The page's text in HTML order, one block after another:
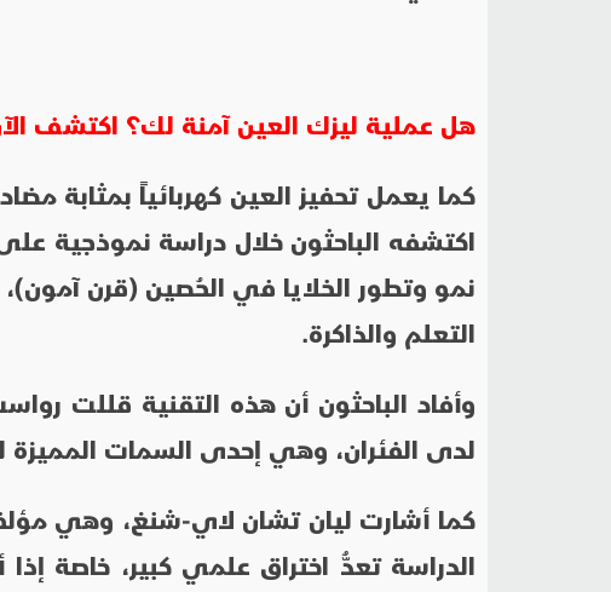
هل عملية ليزك العين آمنة لك؟ اكتشف
كما يعمل تحفيز العين كهربائياً بمثابة
اكتشفه الباحثون خلال دراسة نموذجية
نمو وتطور الخلايا في الحُصين (قرن
التعلم والذاكرة.
وأفاد الباحثون أن هذه التقنية قللت
لدى الفئران، وهي إحدى السمات المميزة
كما أشارت ليان تشان لاي-شنغ، وهي
الدراسة تعدُّ اختراق علمي كبير، خاصة إذا